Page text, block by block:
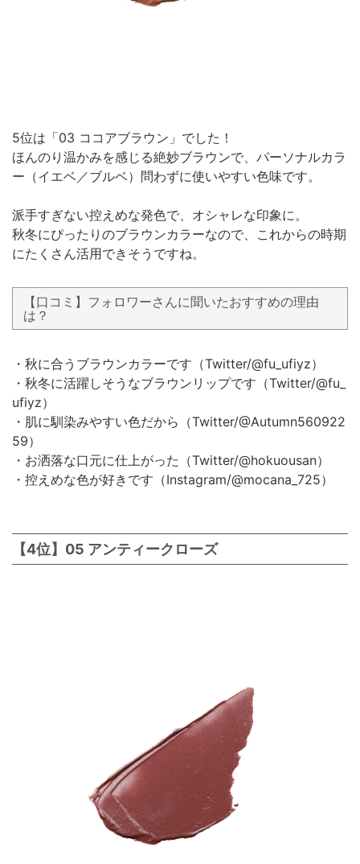
5位は「03 ココアブラウン」でした！
ほんのり温かみを感じる絶妙ブラウンで、パーソナルカラ
ー（イエベ／ブルベ）問わずに使いやすい色味です。
派手すぎない控えめな発色で、オシャレな印象に。
秋冬にぴったりのブラウンカラーなので、これからの時期
にたくさん活用できそうですね。
【口コミ】フォロワーさんに聞いたおすすめの理由
は？
・秋に合うブラウンカラーです（Twitter/@fu_ufiyz）
・秋冬に活躍しそうなブラウンリップです（Twitter/@fu_
ufiyz）
・肌に馴染みやすい色だから（Twitter/@Autumn560922
59）
・お洒落な口元に仕上がった（Twitter/@hokuousan）
・控えめな色が好きです（Instagram/@mocana_725）
【4位】05 アンティークローズ